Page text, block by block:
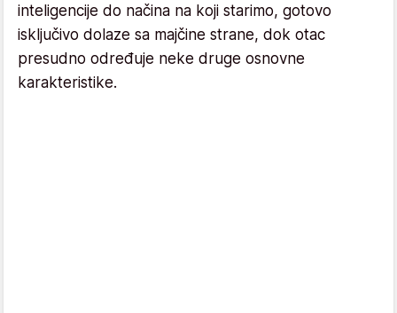
inteligencije do načina na koji starimo, gotovo
isključivo dolaze sa majčine strane, dok otac
presudno određuje neke druge osnovne
karakteristike.